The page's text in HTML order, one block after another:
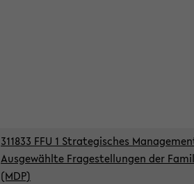
311833 FFU 1 Strategisches
Ausgewählte Fragestellungen der
(MDP)